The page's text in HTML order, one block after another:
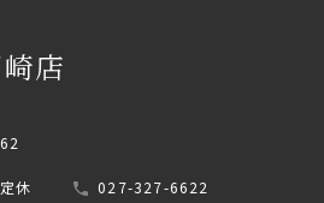
店
休 027-327-6622